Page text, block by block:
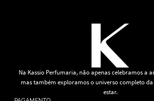
Na Kassio Perfumaria, não apenas celebramos a
mas também exploramos o universo completo
estar.